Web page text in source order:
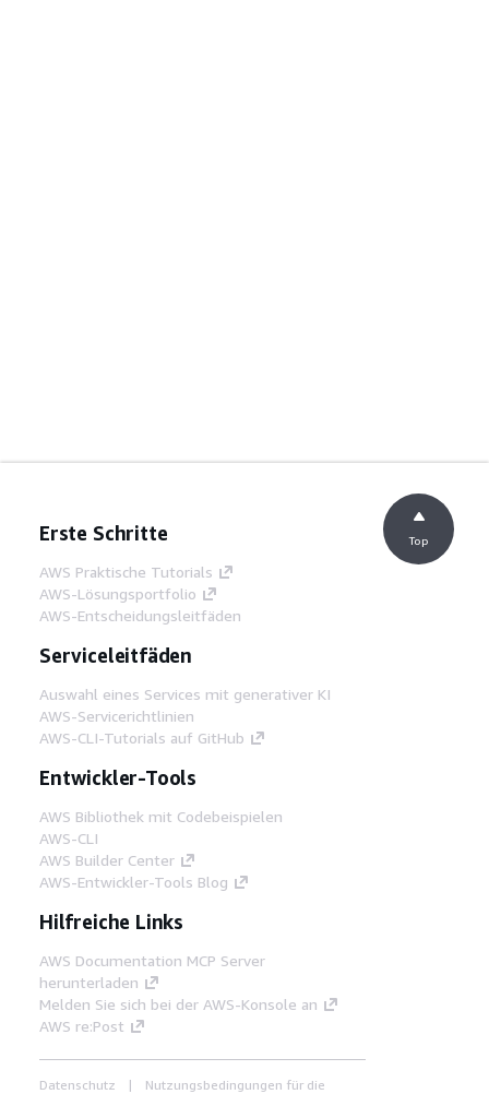
Erste Schritte
AWS Praktische Tutorials
AWS-Lösungsportfolio
AWS-Entscheidungsleitfäden
Serviceleitfäden
Auswahl eines Services mit generativer KI
AWS-Servicerichtlinien
AWS-CLI-Tutorials auf GitHub
Entwickler-Tools
AWS Bibliothek mit Codebeispielen
AWS-CLI
AWS Builder Center
AWS-Entwickler-Tools Blog
Hilfreiche Links
AWS Documentation MCP Server
herunterladen
Melden Sie sich bei der AWS-Konsole an
AWS re:Post
Datenschutz
Nutzungsbedingungen für die
Top